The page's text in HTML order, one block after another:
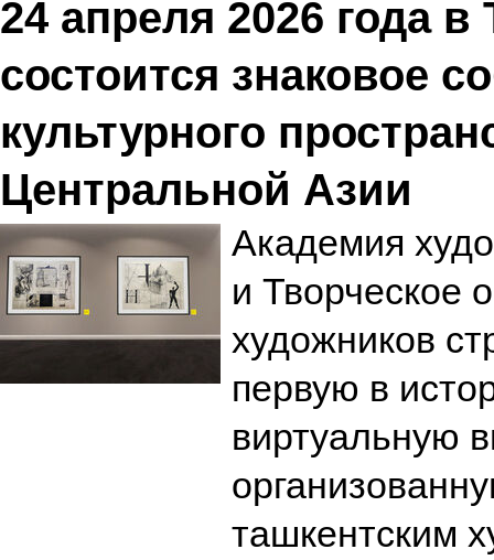
24 апреля 2026 года в
состоится знаковое
культурного
Центральной Азии
Академия
и Творческое
художников
первую в
виртуальную
ташкентским